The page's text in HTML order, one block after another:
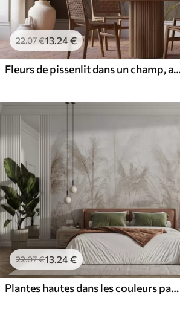
22.07€13.24€
Fleurs de pissenlit dans un champ, avec un
22.07€13.24€
Plantes hautes dans les couleurs pastel